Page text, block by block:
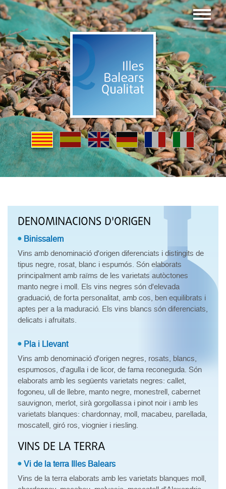
DENOMINACIONS D'ORIGEN
Binissalem
Vins amb denominació d'origen diferenciats i distingits de
tipus negre, rosat, blanc i espumós. Són elaborats
principalment amb raïms de les varietats autòctones
manto negre i moll. Els vins negres són d'elevada
graduació, de forta personalitat, amb cos, ben equilibrats i
aptes per a la maduració. Els vins blancs són diferenciats,
delicats i afruitats.
Pla i Llevant
Vins amb denominació d'origen negres, rosats, blancs,
espumosos, d'agulla i de licor, de fama reconeguda. Són
elaborats amb les següents varietats negres: callet,
fogoneu, ull de llebre, manto negre, monestrell, cabernet
sauvignon, merlot, sirà gorgollassa i pinot noir i amb les
varietats blanques: chardonnay, moll, macabeu, parellada,
moscatell, giró ros, viognier i riesling.
VINS DE LA TERRA
Vi de la terra Illes Balears
Vins de la terra elaborats amb les varietats blanques moll,